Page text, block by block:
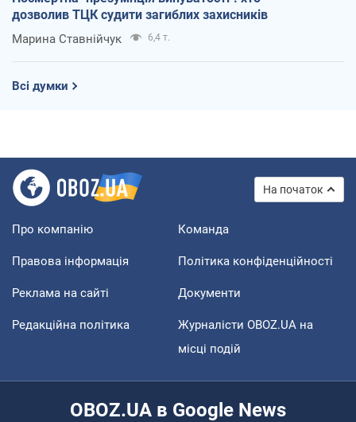
дозволив ТЦК судити загиблих захисників
Марина Ставнійчук 6,4 т.
Всі думки
На початок
Про компанію Команда
Правова інформація Політика конфіденційності
Реклама на сайті Документи
Редакційна політика
Журналісти OBOZ.UA на
місці подій
OBOZ.UA в Google News